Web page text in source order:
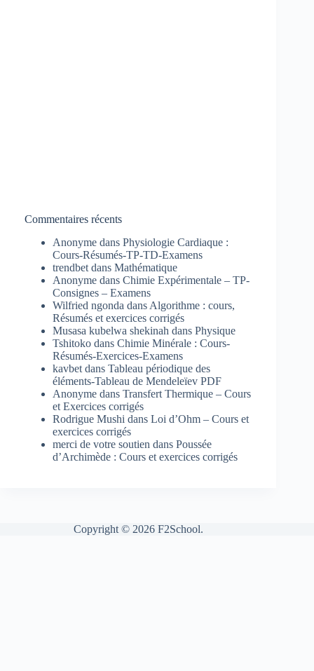
Commentaires récents
Anonyme dans Physiologie Cardiaque :
Cours-Résumés-TP-TD-Examens
trendbet dans Mathématique
Anonyme dans Chimie Expérimentale – TP-
Consignes – Examens
Wilfried ngonda dans Algorithme : cours,
Résumés et exercices corrigés
Musasa kubelwa shekinah dans Physique
Tshitoko dans Chimie Minérale : Cours-
Résumés-Exercices-Examens
kavbet dans Tableau périodique des
éléments-Tableau de Mendeleïev PDF
Anonyme dans Transfert Thermique – Cours
et Exercices corrigés
Rodrigue Mushi dans Loi d’Ohm – Cours et
exercices corrigés
merci de votre soutien dans Poussée
d’Archimède : Cours et exercices corrigés
Copyright © 2026 F2School.